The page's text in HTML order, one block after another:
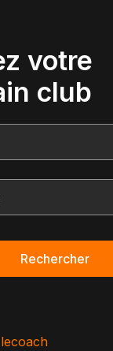
votre
club
Rechercher
lecoach